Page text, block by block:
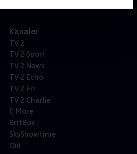
Kanaler
TV 2
TV 2 Sport
TV 2 News
TV 2 Echo
TV 2 Fri
TV 2 Charlie
C More
BritBox
SkyShowtime
Oiii